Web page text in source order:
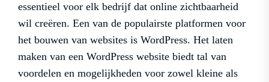
essentieel voor elk bedrijf dat online zichtbaarheid
wil creëren. Een van de populairste platformen voor
het bouwen van websites is WordPress. Het laten
maken van een WordPress website biedt tal van
voordelen en mogelijkheden voor zowel kleine als